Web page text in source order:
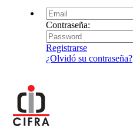
Contraseña:
Registrarse
¿Olvidó su contraseña?